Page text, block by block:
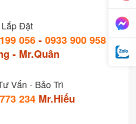
Đặt
056 - 0933 900 958
- Mr.Quân
Vấn - Bảo Trì
234 Mr.Hiếu